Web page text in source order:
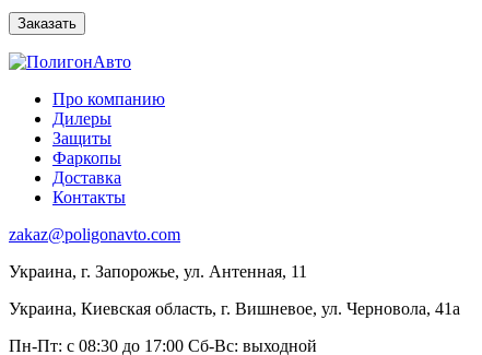
Про компанию
Дилеры
Защиты
Фаркопы
Доставка
Контакты
zakaz@poligonavto.com
Украина, г. Запорожье, ул. Антенная, 11
Украина, Киевская область, г. Вишневое, ул. Черновола, 41а
Пн-Пт: с 08:30 до 17:00 Сб-Вс: выходной